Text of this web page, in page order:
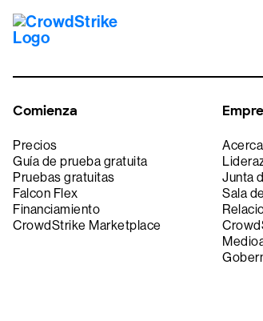
Comienza
Precios
Guía de prueba gratuita
Pruebas gratuitas
Falcon Flex
Financiamiento
CrowdStrike Marketplace
Junta
Sala